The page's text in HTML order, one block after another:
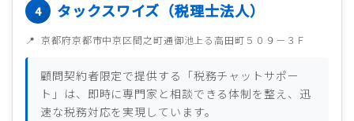
タックスワイズ（税理士法人）
京都府京都市中京区間之町通御池上る高田町５０９－３Ｆ
顧問契約者限定で提供する「税務チャットサポー
ト」は、即時に専門家と相談できる体制を整え、迅
速な税務対応を実現しています。